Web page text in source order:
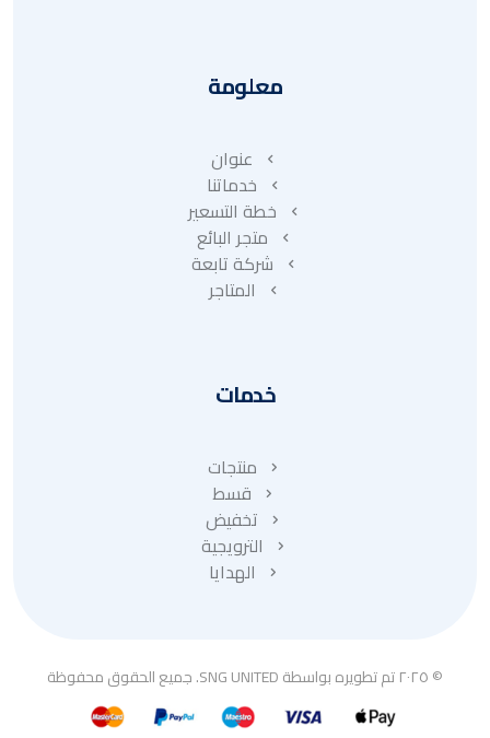
معلومة
عنوان
خدماتنا
خطة التسعير
متجر البائع
شركة تابعة
المتاجر
خدمات
منتجات
قسط
تخفيض
الترويجية
الهدايا
© ٢٠٢٥ تم تطويره بواسطة SNG UNITED. جميع الحقوق محفوظة